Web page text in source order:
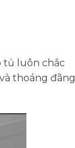
tủ luôn chắc
thoáng đãng